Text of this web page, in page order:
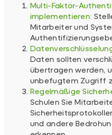
Multi-Faktor-
implementieren:
Mitarbeiter und
Daten sollten
übertragen werden,
unbefugtem Zugriff
Regelmäßige
Schulen Sie
und andere